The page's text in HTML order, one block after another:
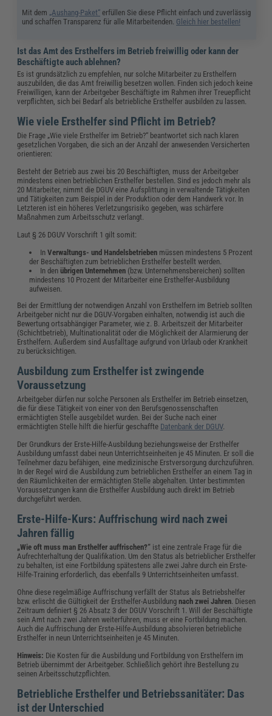
Mit dem „Aushang-Paket“ erfüllen Sie diese Pflicht einfach und zuverlässig
und schaffen Transparenz für alle Mitarbeitenden. Gleich hier bestellen!
Ist das Amt des Ersthelfers im Betrieb freiwillig oder kann der
Beschäftigte auch ablehnen?
Es ist grundsätzlich zu empfehlen, nur solche Mitarbeiter zu Ersthelfern
auszubilden, die das Amt freiwillig besetzen wollen. Finden sich jedoch keine
Freiwilligen, kann der Arbeitgeber Beschäftigte im Rahmen ihrer Treuepflicht
verpflichten, sich bei Bedarf als betriebliche Ersthelfer ausbilden zu lassen.
Wie viele Ersthelfer sind Pflicht im Betrieb?
Die Frage „Wie viele Ersthelfer im Betrieb?“ beantwortet sich nach klaren
gesetzlichen Vorgaben, die sich an der Anzahl der anwesenden Versicherten
orientieren:
Besteht der Betrieb aus zwei bis 20 Beschäftigten, muss der Arbeitgeber
mindestens einen betrieblichen Ersthelfer bestellen. Sind es jedoch mehr als
20 Mitarbeiter, nimmt die DGUV eine Aufsplittung in verwaltende Tätigkeiten
und Tätigkeiten zum Beispiel in der Produktion oder dem Handwerk vor. In
Letzteren ist ein höheres Verletzungsrisiko gegeben, was schärfere
Maßnahmen zum Arbeitsschutz verlangt.
Laut § 26 DGUV Vorschrift 1 gilt somit:
In Verwaltungs- und Handelsbetrieben müssen mindestens 5 Prozent
der Beschäftigten zum betrieblichen Ersthelfer bestellt werden.
In den übrigen Unternehmen (bzw. Unternehmensbereichen) sollten
mindestens 10 Prozent der Mitarbeiter eine Ersthelfer-Ausbildung
aufweisen.
Bei der Ermittlung der notwendigen Anzahl von Ersthelfern im Betrieb sollten
Arbeitgeber nicht nur die DGUV-Vorgaben einhalten, notwendig ist auch die
Bewertung ortsabhängiger Parameter, wie z. B. Arbeitszeit der Mitarbeiter
(Schichtbetrieb), Multinationalität oder die Möglichkeit der Alarmierung der
Ersthelfern. Außerdem sind Ausfalltage aufgrund von Urlaub oder Krankheit
zu berücksichtigen.
Ausbildung zum Ersthelfer ist zwingende
Voraussetzung
Arbeitgeber dürfen nur solche Personen als Ersthelfer im Betrieb einsetzen,
die für diese Tätigkeit von einer von den Berufsgenossenschaften
ermächtigten Stelle ausgebildet wurden. Bei der Suche nach einer
ermächtigten Stelle hilft die hierfür geschaffte Datenbank der DGUV.
Der Grundkurs der Erste-Hilfe-Ausbildung beziehungsweise der Ersthelfer
Ausbildung umfasst dabei neun Unterrichtseinheiten je 45 Minuten. Er soll die
Teilnehmer dazu befähigen, eine medizinische Erstversorgung durchzuführen.
In der Regel wird die Ausbildung zum betrieblichen Ersthelfer an einem Tag in
den Räumlichkeiten der ermächtigten Stelle abgehalten. Unter bestimmten
Voraussetzungen kann die Ersthelfer Ausbildung auch direkt im Betrieb
durchgeführt werden.
Erste-Hilfe-Kurs: Auffrischung wird nach zwei
Jahren fällig
„Wie oft muss man Ersthelfer auffrischen?“ ist eine zentrale Frage für die
Aufrechterhaltung der Qualifikation. Um den Status als betrieblicher Ersthelfer
zu behalten, ist eine Fortbildung spätestens alle zwei Jahre durch ein Erste-
Hilfe-Training erforderlich, das ebenfalls 9 Unterrichtseinheiten umfasst.
Ohne diese regelmäßige Auffrischung verfällt der Status als Betriebshelfer
bzw. erlischt die Gültigkeit der Ersthelfer-Ausbildungnach zwei Jahren. Diesen
Zeitraum definiert § 26 Absatz 3 der DGUV Vorschrift 1. Will der Beschäftigte
sein Amt nach zwei Jahren weiterführen, muss er eine Fortbildung machen.
Auch die Auffrischung der Erste-Hilfe-Ausbildung absolvieren betriebliche
Ersthelfer in neun Unterrichtseinheiten je 45 Minuten.
Hinweis: Die Kosten für die Ausbildung und Fortbildung von Ersthelfern im
Betrieb übernimmt der Arbeitgeber. Schließlich gehört ihre Bestellung zu
seinen Arbeitsschutzpflichten.
Betriebliche Ersthelfer und Betriebssanitäter: Das
ist der Unterschied